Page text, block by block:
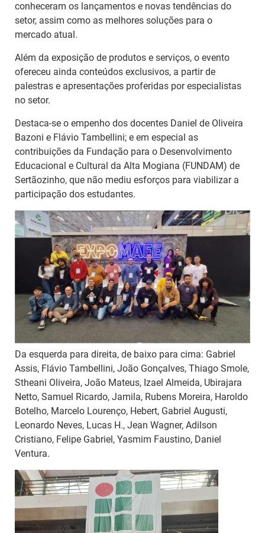
conheceram os lançamentos e novas tendências do
setor, assim como as melhores soluções para o
mercado atual.
Além da exposição de produtos e serviços, o evento
ofereceu ainda conteúdos exclusivos, a partir de
palestras e apresentações proferidas por especialistas
no setor.
Destaca-se o empenho dos docentes Daniel de Oliveira
Bazoni e Flávio Tambellini; e em especial as
contribuições da Fundação para o Desenvolvimento
Educacional e Cultural da Alta Mogiana (FUNDAM) de
Sertãozinho, que não mediu esforços para viabilizar a
participação dos estudantes.
Da esquerda para direita, de baixo para cima: Gabriel
Assis, Flávio Tambellini, João Gonçalves, Thiago Smole,
Stheani Oliveira, João Mateus, Izael Almeida, Ubirajara
Netto, Samuel Ricardo, Jamila, Rubens Moreira, Haroldo
Botelho, Marcelo Lourenço, Hebert, Gabriel Augusti,
Leonardo Neves, Lucas H., Jean Wagner, Adilson
Cristiano, Felipe Gabriel, Yasmim Faustino, Daniel
Ventura.